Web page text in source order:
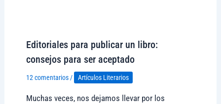
Editoriales para publicar un libro:
consejos para ser aceptado
12 comentarios / Artículos Literarios
Muchas veces, nos dejamos llevar por los